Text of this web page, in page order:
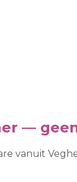
—
vanuit